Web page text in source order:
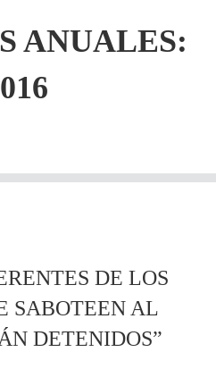
ANUALES:
DE LOS
SABOTEEN AL
DETENIDOS”